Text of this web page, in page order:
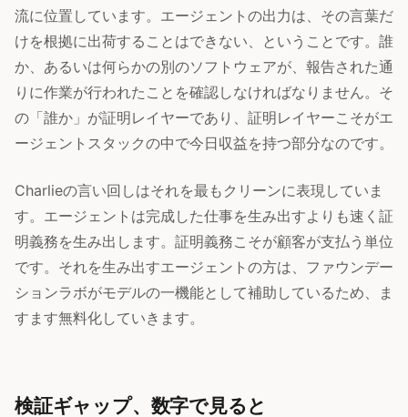
流に位置しています。エージェントの出力は、その言葉だ
けを根拠に出荷することはできない、ということです。誰
か、あるいは何らかの別のソフトウェアが、報告された通
りに作業が行われたことを確認しなければなりません。そ
の「誰か」が証明レイヤーであり、証明レイヤーこそがエ
ージェントスタックの中で今日収益を持つ部分なのです。
Charlieの言い回しはそれを最もクリーンに表現していま
す。エージェントは完成した仕事を生み出すよりも速く証
明義務を生み出します。証明義務こそが顧客が支払う単位
です。それを生み出すエージェントの方は、ファウンデー
ションラボがモデルの一機能として補助しているため、ま
すます無料化していきます。
検証ギャップ、数字で見ると